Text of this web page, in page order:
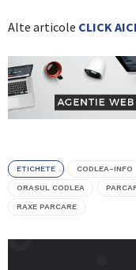
Alte articole CLICK AICI
ETICHETE CODLEA-INFO
ORASUL CODLEA
RAXE PARCARE